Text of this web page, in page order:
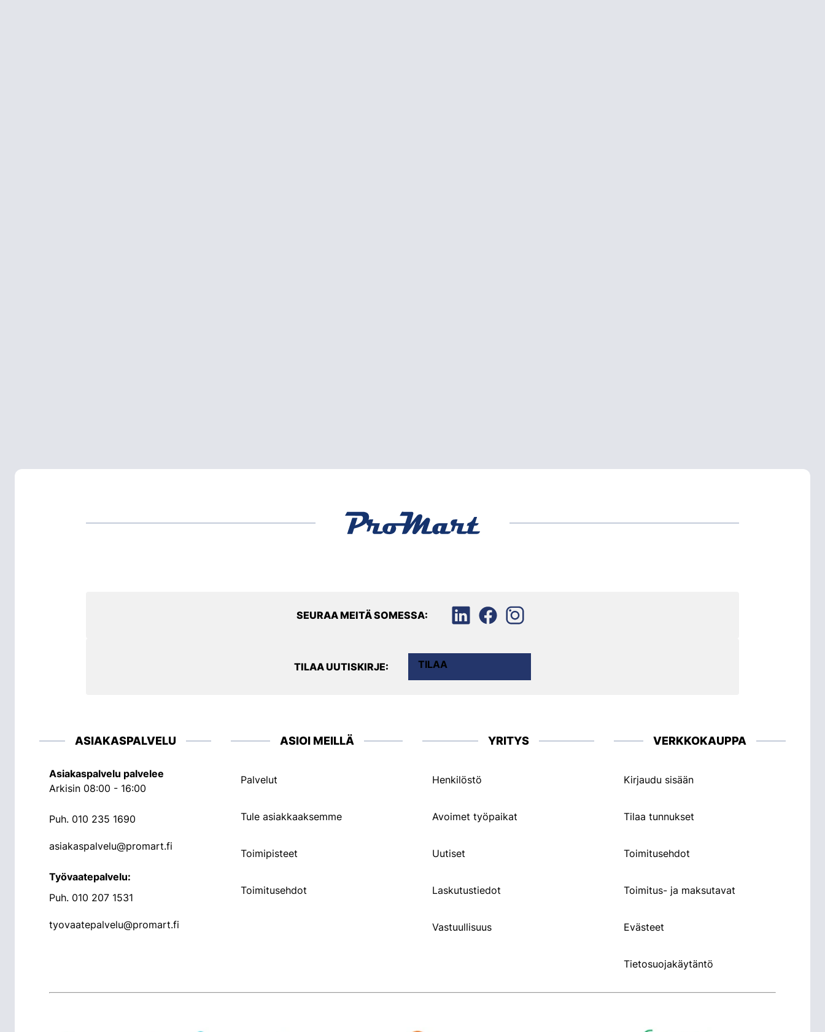
SEURAA MEITÄ SOMESSA:
TILAA UUTISKIRJE: TILAA
ASIAKASPALVELU
Asiakaspalvelu palvelee
Arkisin 08:00 - 16:00
Puh. 010 235 1690
asiakaspalvelu@promart.fi
Työvaatepalvelu:
Puh. 010 207 1531
tyovaatepalvelu@promart.fi
ASIOI MEILLÄ
Palvelut
Tule asiakkaaksemme
Toimipisteet
Toimitusehdot
YRITYS
Henkilöstö
Avoimet työpaikat
Uutiset
Laskutustiedot
Vastuullisuus
VERKKOKAUPPA
Kirjaudu sisään
Tilaa tunnukset
Toimitusehdot
Toimitus- ja maksutavat
Evästeet
Tietosuojakäytäntö